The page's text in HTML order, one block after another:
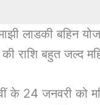
लाडकी बहिन
की राशि बहुत जल्द
के 24 जनवरी